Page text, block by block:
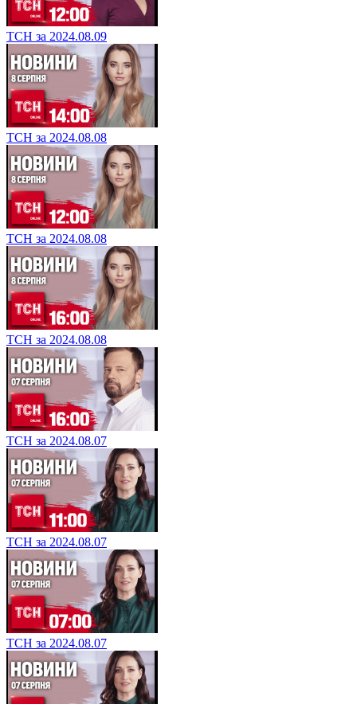
ТСН за 2024.08.09
ТСН за 2024.08.08
ТСН за 2024.08.08
ТСН за 2024.08.08
ТСН за 2024.08.07
ТСН за 2024.08.07
ТСН за 2024.08.07